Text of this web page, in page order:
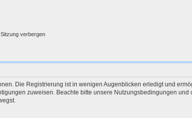
verbergen
Die Registrierung ist in wenigen Augenblicken erledigt und
zuweisen. Beachte bitte unsere Nutzungsbedingungen